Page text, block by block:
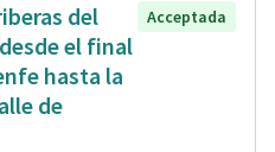
del
el final
hasta la
de
Acceptada